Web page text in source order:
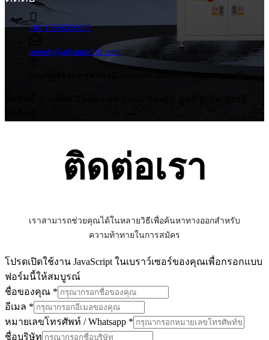
+86 15656556997
melody@advanpolish.com
ถนนจือซือ เขตซูซาน เมืองเหอเฟย์ มณฑลอานฮุย ประเทศจีน
ติดต่อเรา
เราสามารถช่วยคุณได้ในหลายวิธีเพื่อค้นหาทางออกสำหรับ
ความท้าทายในการสมัคร
โปรดเปิดใช้งาน JavaScript ในเบราว์เซอร์ของคุณเพื่อกรอกแบบ
ฟอร์มนี้ให้สมบูรณ์
ชื่อของคุณ *
อีเมล *
หมายเลขโทรศัพท์ / Whatsapp *
ชื่อบริษัท